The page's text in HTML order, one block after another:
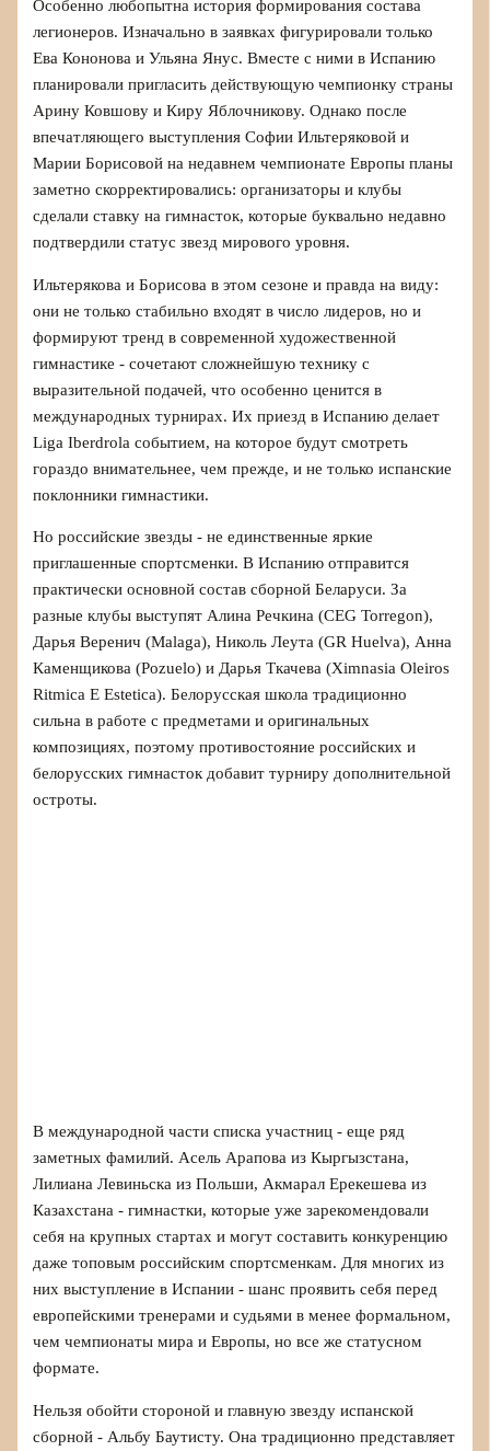
Особенно любопытна история формирования состава
легионеров. Изначально в заявках фигурировали только
Ева Кононова и Ульяна Янус. Вместе с ними в Испанию
планировали пригласить действующую чемпионку страны
Арину Ковшову и Киру Яблочникову. Однако после
впечатляющего выступления Софии Ильтеряковой и
Марии Борисовой на недавнем чемпионате Европы планы
заметно скорректировались: организаторы и клубы
сделали ставку на гимнасток, которые буквально недавно
подтвердили статус звезд мирового уровня.
Ильтерякова и Борисова в этом сезоне и правда на виду:
они не только стабильно входят в число лидеров, но и
формируют тренд в современной художественной
гимнастике - сочетают сложнейшую технику с
выразительной подачей, что особенно ценится в
международных турнирах. Их приезд в Испанию делает
Liga Iberdrola событием, на которое будут смотреть
гораздо внимательнее, чем прежде, и не только испанские
поклонники гимнастики.
Но российские звезды - не единственные яркие
приглашенные спортсменки. В Испанию отправится
практически основной состав сборной Беларуси. За
разные клубы выступят Алина Речкина (CEG Torregon),
Дарья Веренич (Malaga), Николь Леута (GR Huelva), Анна
Каменщикова (Pozuelo) и Дарья Ткачева (Ximnasia Oleiros
Ritmica E Estetica). Белорусская школа традиционно
сильна в работе с предметами и оригинальных
композициях, поэтому противостояние российских и
белорусских гимнасток добавит турниру дополнительной
остроты.
В международной части списка участниц - еще ряд
заметных фамилий. Асель Арапова из Кыргызстана,
Лилиана Левиньска из Польши, Акмарал Ерекешева из
Казахстана - гимнастки, которые уже зарекомендовали
себя на крупных стартах и могут составить конкуренцию
даже топовым российским спортсменкам. Для многих из
них выступление в Испании - шанс проявить себя перед
европейскими тренерами и судьями в менее формальном,
чем чемпионаты мира и Европы, но все же статусном
формате.
Нельзя обойти стороной и главную звезду испанской
сборной - Альбу Баутисту. Она традиционно представляет